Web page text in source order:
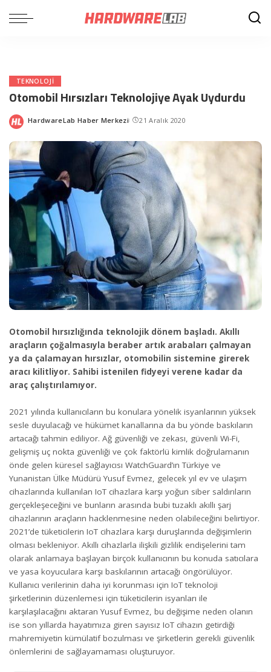
TEKNOLOJI
Otomobil Hırsızları Teknolojiye Ayak Uydurdu
Posted
HardwareLab Haber Merkezi 21 Aralık 2020
Otomobil hırsızlığında teknolojik dönem başladı. Akıllı
araçların çoğalmasıyla beraber artık arabaları çalmayan
ya da çalamayan hırsızlar, otomobilin sistemine girerek
aracı kilitliyor. Sahibi istenilen fidyeyi verene kadar da
araç çalıştırılamıyor.
2021 yılında kullanıcıların bu konulara yönelik isyanlarının yüksek
sesle duyulacağı ve hükümet kanallarına da bu yönde baskıların
artacağı tahmin ediliyor. Ağ güvenliği ve zekası, güvenli Wi-Fi,
gelişmiş uç nokta güvenliği ve çok faktörlü kimlik doğrulamanın
önde gelen küresel sağlayıcısı WatchGuard’ın Türkiye ve
Yunanistan Ülke Müdürü Yusuf Evmez, gelecek yıl ev ve ulaşım
cihazlarında kullanılan IoT cihazlara karşı yoğun siber saldırıların
gerçekleşeceğini ve bunların arasında bubi tuzaklı akıllı şarj
cihazlarının araçların hacklenmesine neden olabileceğini belirtiyor.
2021’de tüketicilerin IoT cihazlara karşı duruşlarında değişimlerin
olması bekleniyor. Akıllı cihazlarla ilişkili gizlilik endişelerini tam
olarak anlamaya başlayan birçok kullanıcının bu konuda satıcılara
ve yasa koyuculara karşı baskılarının artacağı öngörülüyor.
Kullanıcı verilerinin daha iyi korunması için IoT teknoloji
şirketlerinin düzenlemesi için tüketicilerin isyanları ile
karşılaşılacağını aktaran Yusuf Evmez, bu değişime neden olanın
ise son yıllarda hayatımıza giren sayısız IoT cihazın getirdiği
mahremiyetin kümülatif bozulması ve şirketlerin gerekli güvenlik
önlemlerini de sağlayamaması oluşturuyor.